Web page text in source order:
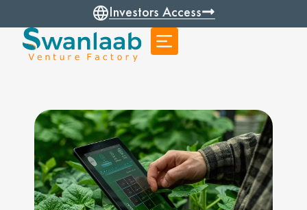
Investors Access